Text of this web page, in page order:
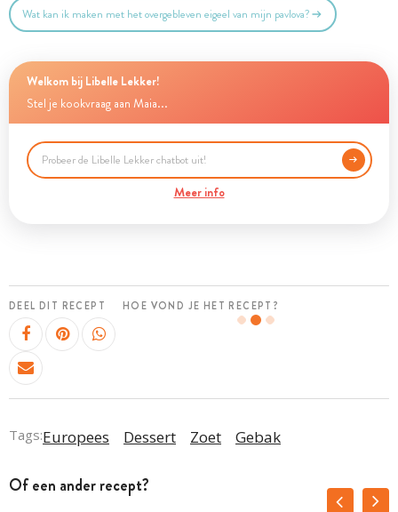
Wat kan ik maken met het overgebleven eigeel van mijn pavlova?
Welkom bij Libelle Lekker!
Stel je kookvraag aan Maia...
Meer info
DEEL DIT RECEPT HOE VOND JE HET RECEPT?
Tags:Europees Dessert Zoet Gebak
Of een ander recept?